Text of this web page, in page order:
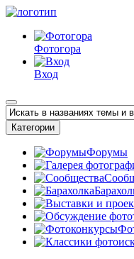
Фотогора
Вход
Категории
Форумы